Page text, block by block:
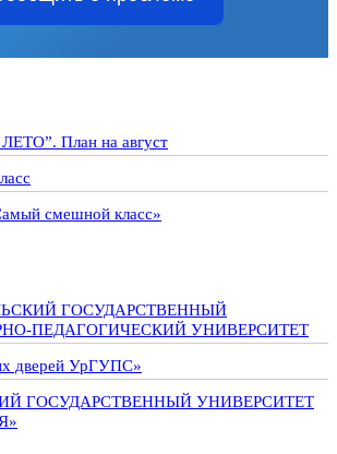
План на август
смешной класс»
ГОСУДАРСТВЕННЫЙ
ПЕДАГОГИЧЕСКИЙ УНИВЕРСИТЕТ
дверей УрГУПС»
ГОСУДАРСТВЕННЫЙ УНИВЕРСИТЕТ